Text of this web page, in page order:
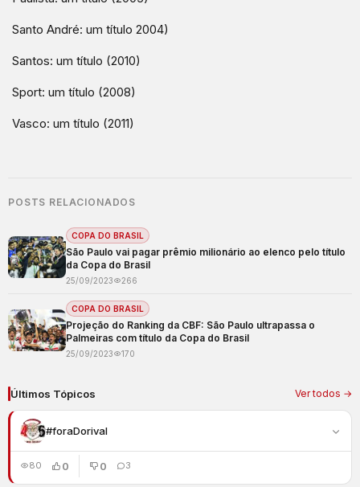
Santo André: um título 2004)
Santos: um título (2010)
Sport: um título (2008)
Vasco: um título (2011)
POSTS RELACIONADOS
COPA DO BRASIL
São Paulo vai pagar prêmio milionário ao elenco pelo título
da Copa do Brasil
25/09/2023 266
COPA DO BRASIL
Projeção do Ranking da CBF: São Paulo ultrapassa o
Palmeiras com título da Copa do Brasil
25/09/2023 170
Últimos Tópicos Ver todos →
#foraDorival
80 0 0 3